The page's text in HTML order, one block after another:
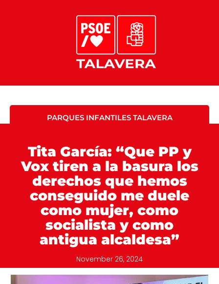
PARQUES INFANTILES TALAVERA
Tita García: “Que PP y
Vox tiren a la basura los
derechos que hemos
conseguido me duele
como mujer, como
socialista y como
antigua alcaldesa”
November 26, 2024